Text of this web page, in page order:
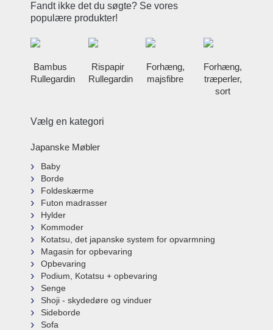
Fandt ikke det du søgte? Se vores
populære produkter!
Bambus
Rullegardin
Rispapir
Rullegardin
Forhæng,
majsfibre
Forhæng,
træperler,
sort
Vælg en kategori
Japanske Møbler
Baby
Borde
Foldeskærme
Futon madrasser
Hylder
Kommoder
Kotatsu, det japanske system for opvarmning
Magasin for opbevaring
Opbevaring
Podium, Kotatsu + opbevaring
Senge
Shoji - skydedøre og vinduer
Sideborde
Sofa